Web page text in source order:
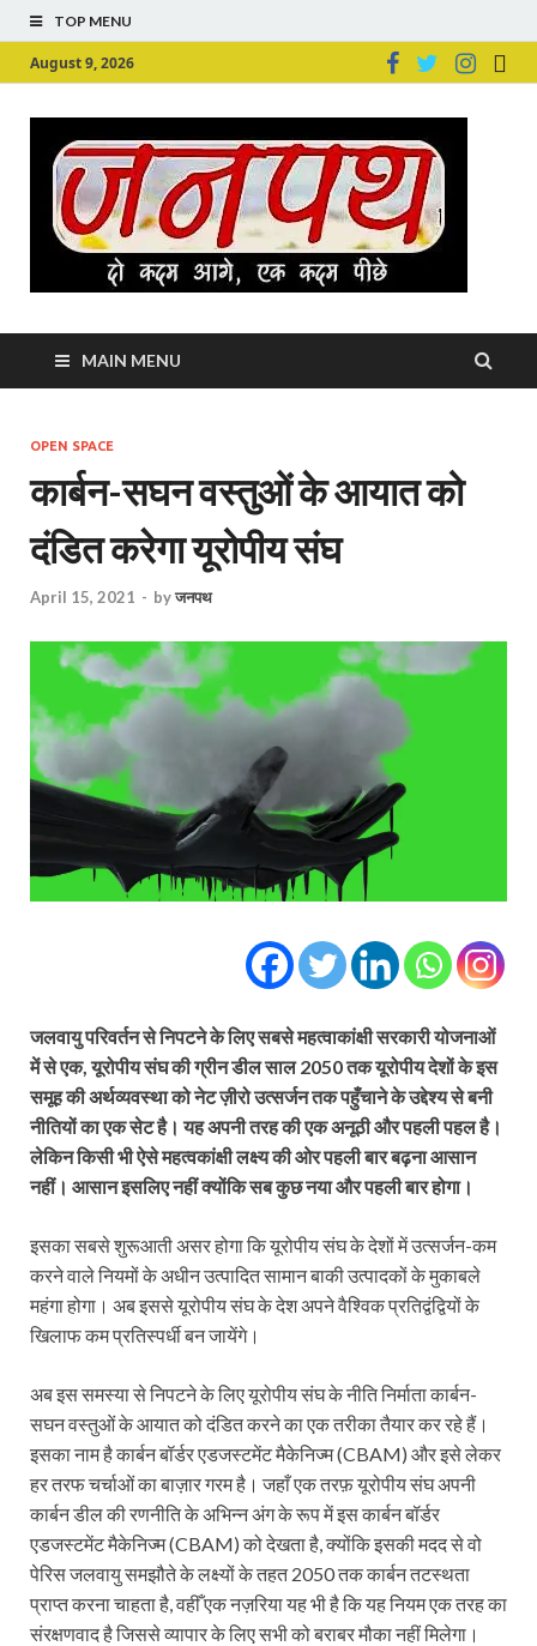
TOP MENU
August 9, 2026
MAIN MENU
OPEN SPACE
कार्बन-सघन वस्तुओं के आयात को
दंडित करेगा यूरोपीय संघ
April 15, 2021 - byजनपथ
जलवायु परिवर्तन से निपटने के लिए सबसे महत्वाकांक्षी सरकारी योजनाओं
में से एक, यूरोपीय संघ की ग्रीन डील साल 2050 तक यूरोपीय देशों के इस
समूह की अर्थव्यवस्था को नेट ज़ीरो उत्सर्जन तक पहुँचाने के उद्देश्य से बनी
नीतियों का एक सेट है। यह अपनी तरह की एक अनूठी और पहली पहल है।
लेकिन किसी भी ऐसे महत्वकांक्षी लक्ष्य की ओर पहली बार बढ़ना आसान
नहीं। आसान इसलिए नहीं क्योंकि सब कुछ नया और पहली बार होगा।
इसका सबसे शुरूआती असर होगा कि यूरोपीय संघ के देशों में उत्सर्जन-कम
करने वाले नियमों के अधीन उत्पादित सामान बाकी उत्पादकों के मुकाबले
महंगा होगा। अब इससे यूरोपीय संघ के देश अपने वैश्विक प्रतिद्वंद्वियों के
खिलाफ कम प्रतिस्पर्धी बन जायेंगे।
अब इस समस्या से निपटने के लिए यूरोपीय संघ के नीति निर्माता कार्बन-
सघन वस्तुओं के आयात को दंडित करने का एक तरीका तैयार कर रहे हैं।
इसका नाम है कार्बन बॉर्डर एडजस्टमेंट मैकेनिज्म (CBAM) और इसे लेकर
हर तरफ चर्चाओं का बाज़ार गरम है। जहाँ एक तरफ़ यूरोपीय संघ अपनी
कार्बन डील की रणनीति के अभिन्न अंग के रूप में इस कार्बन बॉर्डर
एडजस्टमेंट मैकेनिज्म (CBAM) को देखता है, क्योंकि इसकी मदद से वो
पेरिस जलवायु समझौते के लक्ष्यों के तहत 2050 तक कार्बन तटस्थता
प्राप्त करना चाहता है, वहीँ एक नज़रिया यह भी है कि यह नियम एक तरह का
संरक्षणवाद है जिससे व्यापार के लिए सभी को बराबर मौका नहीं मिलेगा।